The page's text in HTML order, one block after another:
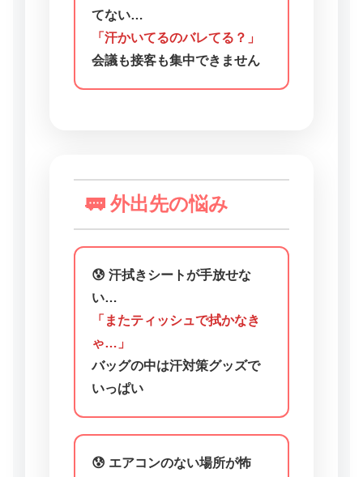
てない…
「汗かいてるのバレてる？」
会議も接客も集中できません
🚃 外出先の悩み
😰 汗拭きシートが手放せな
い…
「またティッシュで拭かなき
ゃ…」
バッグの中は汗対策グッズで
いっぱい
😰 エアコンのない場所が怖